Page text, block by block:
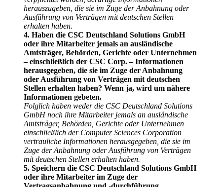
herauszugeben, die sie im Zuge der Anbahnung oder
Ausführung von Verträgen mit deutschen Stellen
erhalten haben.
4. Haben die CSC Deutschland Solutions GmbH
oder ihre Mitarbeiter jemals an ausländische
Amtsträger, Behörden, Gerichte oder Unternehmen
– einschließlich der CSC Corp. – Informationen
herausgegeben, die sie im Zuge der Anbahnung
oder Ausführung von Verträgen mit deutschen
Stellen erhalten haben? Wenn ja, wird um nähere
Informationen gebeten.
Folglich haben weder die CSC Deutschland Solutions
GmbH noch ihre Mitarbeiter jemals an ausländische
Amtsträger, Behörden, Gerichte oder Unternehmen
einschließlich der Computer Sciences Corporation
vertrauliche Informationen herausgegeben, die sie im
Zuge der Anbahnung oder Ausführung von Verträgen
mit deutschen Stellen erhalten haben.
5. Speichern die CSC Deutschland Solutions GmbH
oder ihre Mitarbeiter im Zuge der